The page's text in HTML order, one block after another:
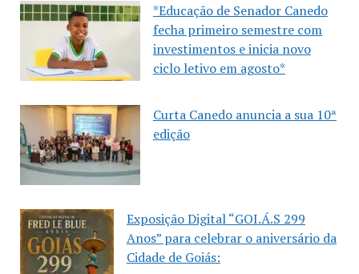
*Educação de Senador Canedo
fecha primeiro semestre com
investimentos e inicia novo
ciclo letivo em agosto*
Curta Canedo anuncia a sua 10ª
edição
Exposição Digital “GOI.Á.S 299
Anos” para celebrar o aniversário da
Cidade de Goiás: